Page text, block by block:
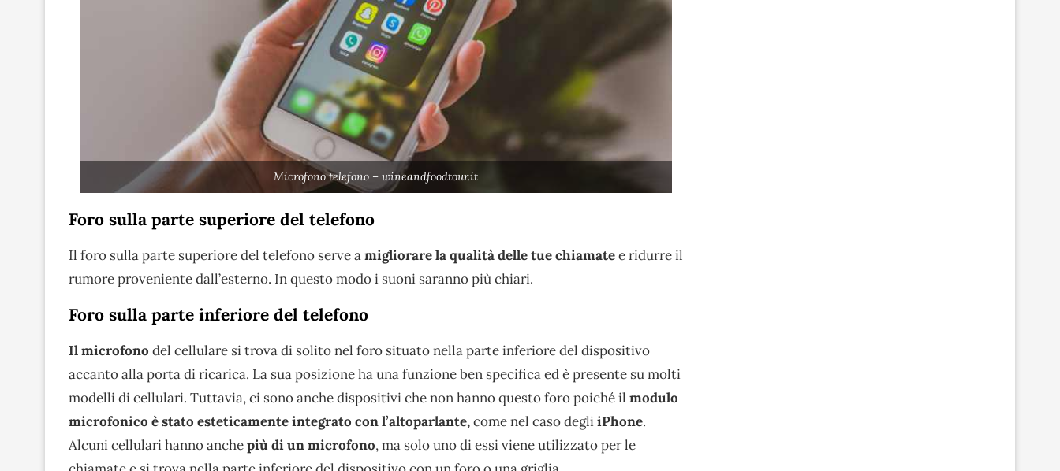
Microfono telefono – wineandfoodtour.it
Foro sulla parte superiore del telefono
Il foro sulla parte superiore del telefono serve amigliorare la qualità delle tue chiamatee ridurre il
rumore proveniente dall’esterno. In questo modo i suoni saranno più chiari.
Foro sulla parte inferiore del telefono
Il microfono del cellulare si trova di solito nel foro situato nella parte inferiore del dispositivo
accanto alla porta di ricarica. La sua posizione ha una funzione ben specifica ed è presente su molti
modelli di cellulari. Tuttavia, ci sono anche dispositivi che non hanno questo foro poiché il modulo
microfonico è stato esteticamente integrato con l’altoparlante,come nel caso degliiPhone.
Alcuni cellulari hanno anchepiù di un microfono, ma solo uno di essi viene utilizzato per le